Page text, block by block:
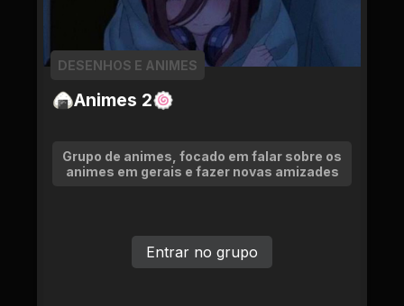
🍙Animes 2🍥
DESENHOS E ANIMES
Grupo de animes, focado em falar sobre os
animes em gerais e fazer novas amizades
Entrar no grupo